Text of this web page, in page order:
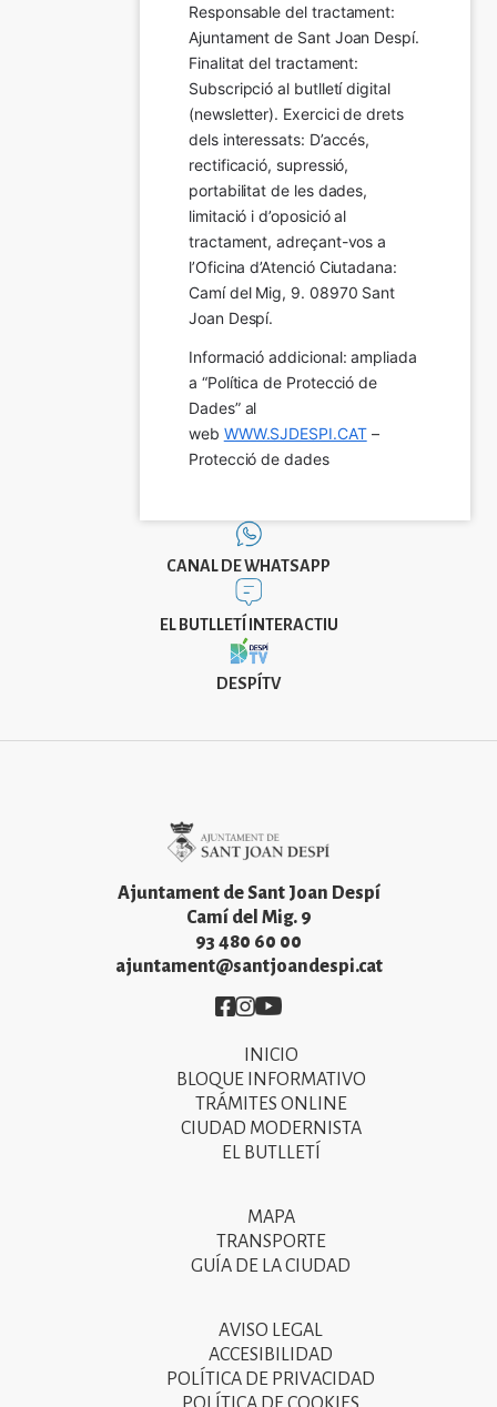
Responsable del tractament:
Ajuntament de Sant Joan Despí.
Finalitat del tractament:
Subscripció al butlletí digital
(newsletter). Exercici de drets
dels interessats: D’accés,
rectificació, supressió,
portabilitat de les dades,
limitació i d’oposició al
tractament, adreçant-vos a
l’Oficina d’Atenció Ciutadana:
Camí del Mig, 9. 08970 Sant
Joan Despí.
Informació addicional: ampliada
a “Política de Protecció de
Dades” al
web WWW.SJDESPI.CAT –
Protecció de dades
CANAL DE WHATSAPP
EL BUTLLETÍ INTERACTIU
DESPÍTV
Ajuntament de Sant Joan Despí
Camí del Mig. 9
93 480 60 00
ajuntament@santjoandespi.cat
Imatge
Imatge
Imatge
INICIO
BLOQUE INFORMATIVO
TRÁMITES ONLINE
CIUDAD MODERNISTA
EL BUTLLETÍ
MAPA
TRANSPORTE
GUÍA DE LA CIUDAD
AVISO LEGAL
ACCESIBILIDAD
POLÍTICA DE PRIVACIDAD